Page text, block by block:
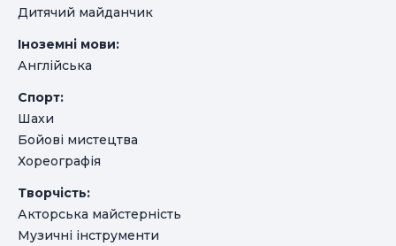
Дитячий майданчик
Іноземні мови:
Англійська
Спорт:
Шахи
Бойові мистецтва
Хореографія
Творчість:
Акторська майстерність
Музичні інструменти